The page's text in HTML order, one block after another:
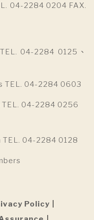
04-2284 0204 FAX.
04-2284 0125、
TEL. 04-2284 0603
04-2284 0256
04-2284 0128
Policy